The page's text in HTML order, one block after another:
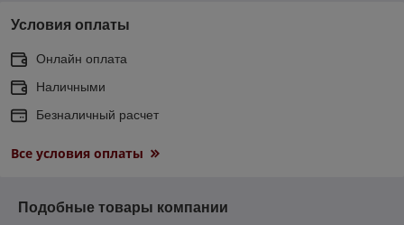
Условия оплаты
Онлайн оплата
Наличными
Безналичный расчет
Все условия оплаты
Подобные товары компании